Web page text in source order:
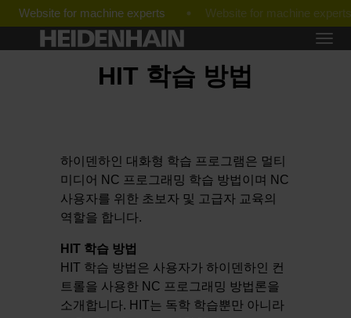
Website for machine experts
HIT 학습 방법
하이덴하인 대화형 학습 프로그램은 멀티
미디어 NC 프로그래밍 학습 방법이며 NC
사용자를 위한 초보자 및 고급자 교육의
역할을 합니다.
HIT 학습 방법
HIT 학습 방법은 사용자가 하이덴하인 컨
트롤을 사용한 NC 프로그래밍 방법론을
소개합니다. HIT는 독학 학습뿐만 아니라